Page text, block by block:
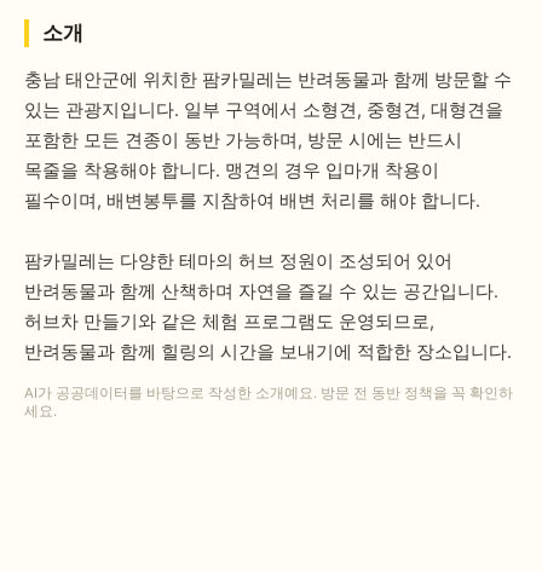
소개
충남 태안군에 위치한 팜카밀레는 반려동물과 함께 방문할 수
있는 관광지입니다. 일부 구역에서 소형견, 중형견, 대형견을
포함한 모든 견종이 동반 가능하며, 방문 시에는 반드시
목줄을 착용해야 합니다. 맹견의 경우 입마개 착용이
필수이며, 배변봉투를 지참하여 배변 처리를 해야 합니다.
팜카밀레는 다양한 테마의 허브 정원이 조성되어 있어
반려동물과 함께 산책하며 자연을 즐길 수 있는 공간입니다.
허브차 만들기와 같은 체험 프로그램도 운영되므로,
반려동물과 함께 힐링의 시간을 보내기에 적합한 장소입니다.
AI가 공공데이터를 바탕으로 작성한 소개예요. 방문 전 동반 정책을 꼭 확인하
세요.